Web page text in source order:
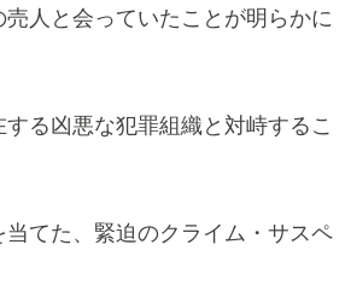
人と会っていたことが明らかに
る凶悪な犯罪組織と対峙するこ
てた、緊迫のクライム・サスペ